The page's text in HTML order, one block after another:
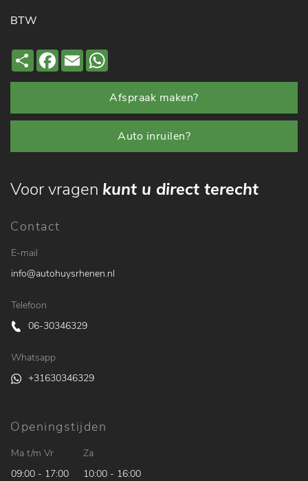
BTW
Deel Facebook
Email
Afspraak maken?
Auto inruilen?
Voor vragen kunt u direct terecht
Contact
E-mail
info@autohuysrhenen.nl
Telefoon
06-30346329
Whatsapp
+31630346329
Openingstijden
Ma t/m Vr
09:00 - 17:00
Za
10:00 - 16:00